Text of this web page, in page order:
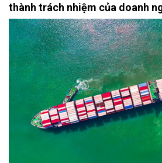
thành trách nhiệm của doanh